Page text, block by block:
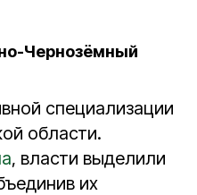
Чернозёмный
специализации
области.
, власти выделили
их